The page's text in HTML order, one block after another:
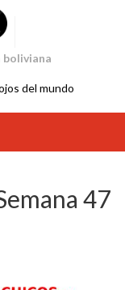
boliviana
del mundo
47